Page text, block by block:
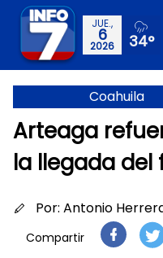
JUE.,
6
2026 34°
Coahuila
Arteaga
la llegada del
Por: Antonio
Compartir